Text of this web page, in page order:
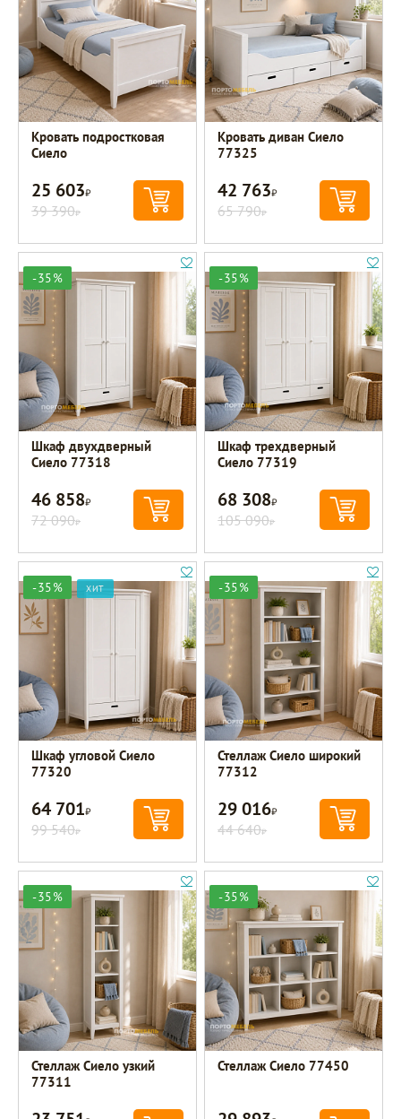
Кровать подростковая
Сиело
25 603Р
39 390Р
Кровать диван Сиело
77325
42 763Р
65 790Р
-35%
Шкаф двухдверный
Сиело 77318
46 858Р
72 090Р
-35%
Шкаф трехдверный
Сиело 77319
68 308Р
105 090Р
-35% ХИТ
Шкаф угловой Сиело
77320
64 701Р
99 540Р
-35%
Стеллаж Сиело широкий
77312
29 016Р
44 640Р
-35%
Стеллаж Сиело узкий
77311
-35%
Стеллаж Сиело 77450